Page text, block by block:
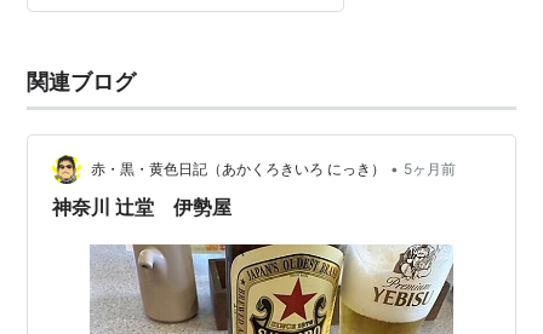
関連ブログ
赤・黒・黄色日記（あかくろきいろ にっき） • 5ヶ月前
神奈川 辻堂 伊勢屋